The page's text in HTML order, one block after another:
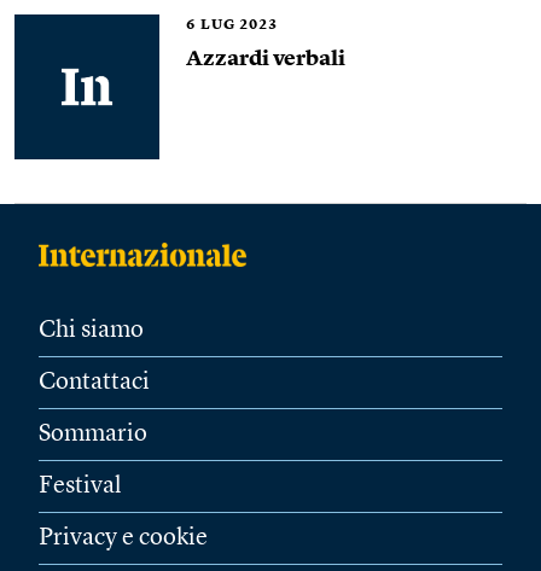
6 LUG 2023
Azzardi verbali
Chi siamo
Contattaci
Sommario
Festival
Privacy e cookie